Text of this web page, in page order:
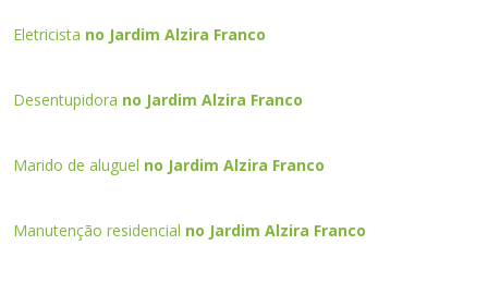
Eletricista no Jardim Alzira Franco
Desentupidora no Jardim Alzira Franco
Marido de aluguel no Jardim Alzira Franco
Manutenção residencial no Jardim Alzira Franco